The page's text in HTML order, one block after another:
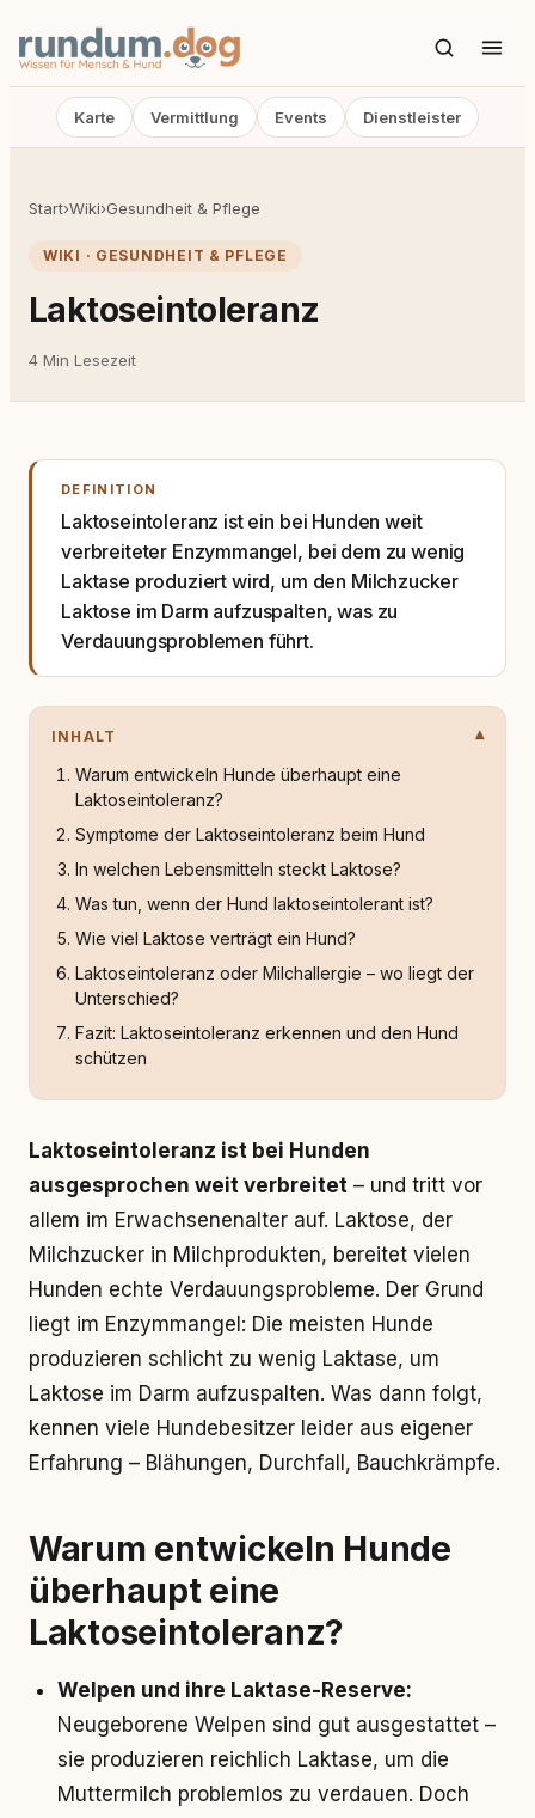
Karte Vermittlung Events Dienstleister
Start›Wiki›Gesundheit & Pflege
WIKI · GESUNDHEIT & PFLEGE
Laktoseintoleranz
4 Min Lesezeit
DEFINITION
Laktoseintoleranz ist ein bei Hunden weit
verbreiteter Enzymmangel, bei dem zu wenig
Laktase produziert wird, um den Milchzucker
Laktose im Darm aufzuspalten, was zu
Verdauungsproblemen führt.
INHALT
Warum entwickeln Hunde überhaupt eine
Laktoseintoleranz?
Symptome der Laktoseintoleranz beim Hund
In welchen Lebensmitteln steckt Laktose?
Was tun, wenn der Hund laktoseintolerant ist?
Wie viel Laktose verträgt ein Hund?
Laktoseintoleranz oder Milchallergie – wo liegt der
Unterschied?
Fazit: Laktoseintoleranz erkennen und den Hund
schützen
Laktoseintoleranz ist bei Hunden
ausgesprochen weit verbreitet – und tritt vor
allem im Erwachsenenalter auf. Laktose, der
Milchzucker in Milchprodukten, bereitet vielen
Hunden echte Verdauungsprobleme. Der Grund
liegt im Enzymmangel: Die meisten Hunde
produzieren schlicht zu wenig Laktase, um
Laktose im Darm aufzuspalten. Was dann folgt,
kennen viele Hundebesitzer leider aus eigener
Erfahrung – Blähungen, Durchfall, Bauchkrämpfe.
Warum entwickeln Hunde
überhaupt eine
Laktoseintoleranz?
Welpen und ihre Laktase-Reserve:
Neugeborene Welpen sind gut ausgestattet –
sie produzieren reichlich Laktase, um die
Muttermilch problemlos zu verdauen. Doch